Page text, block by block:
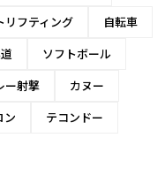
リフティング
自転車
ソフトボール
ー射撃
カヌー
ン
テコンドー